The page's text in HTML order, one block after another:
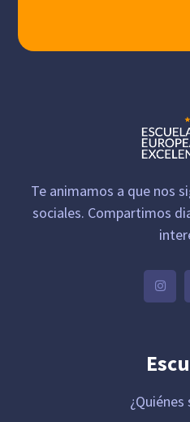
Te animamos a que nos
sociales. Compartimos
¿Quiénes